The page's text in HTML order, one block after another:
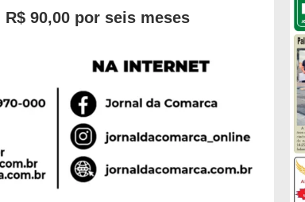
R$ 90,00 por seis meses